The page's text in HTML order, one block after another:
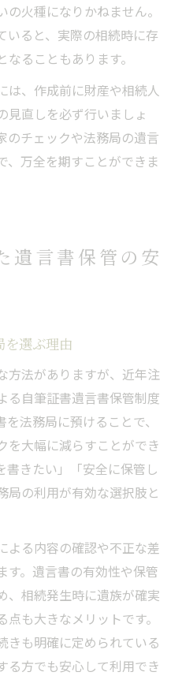
火種になりかねません。
いると、実際の相続時に存
ることもあります。
は、作成前に財産や相続人
見直しを必ず行いましょ
のチェックや法務局の遺言
、万全を期すことができま
遺言書保管の安
を選ぶ理由
方法がありますが、近年注
る自筆証書遺言書保管制度
法務局に預けることで、
を大幅に減らすことができ
書きたい」「安全に保管し
局の利用が有効な選択肢と
よる内容の確認や不正な差
す。遺言書の有効性や保管
、相続発生時に遺族が確実
も大きなメリットです。
きも明確に定められている
る方でも安心して利用でき